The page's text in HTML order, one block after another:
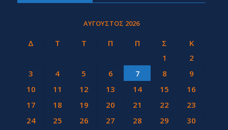
ΑΎΓΟΥΣΤΟΣ 2026
Δ Τ Τ Π Π Σ
Κ
1
2
3
4 5 6 7 8
9
10
11 12 13 14 15
16
17
18 19 20 21 22
23
24
25 26 27 28 29
30